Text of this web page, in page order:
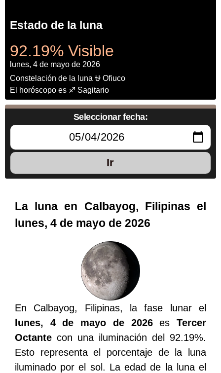
Estado de la luna
92.19% Visible
lunes, 4 de mayo de 2026
Constelación de la luna ⛎ Ofiuco
El horóscopo es ♐ Sagitario
Seleccionar fecha:
Ir
La luna en Calbayog, Filipinas el
lunes, 4 de mayo de 2026
En Calbayog, Filipinas, la fase lunar el
lunes, 4 de mayo de 2026esTercer
Octante con una iluminación del 92.19%.
Esto representa el porcentaje de la luna
iluminado por el sol. La edad de la luna el